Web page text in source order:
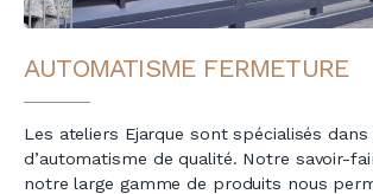
AUTOMATISME FERMETURE
Les ateliers Ejarque sont spécialisés
d’automatisme de qualité. Notre savoir-
notre large gamme de produits nous